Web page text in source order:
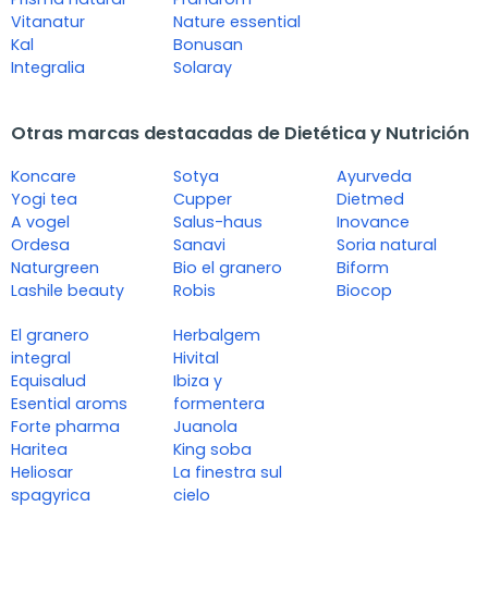
Vitanatur
Kal
Integralia
Nature essential
Bonusan
Solaray
Otras marcas destacadas de Dietética y Nutrición
Koncare
Yogi tea
A vogel
Ordesa
Naturgreen
Lashile beauty
Sotya
Cupper
Salus-haus
Sanavi
Bio el granero
Robis
Ayurveda
Dietmed
Inovance
Soria natural
Biform
Biocop
El granero
integral
Equisalud
Esential aroms
Forte pharma
Haritea
Heliosar
spagyrica
Herbalgem
Hivital
Ibiza y
formentera
Juanola
King soba
La finestra sul
cielo